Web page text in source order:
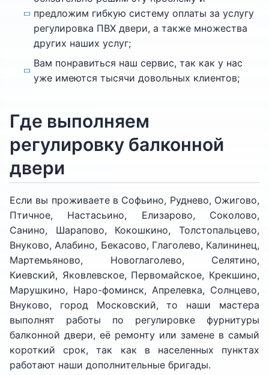
предложим гибкую систему оплаты за услугу
регулировка ПВХ двери, а также множества
других наших услуг;
Вам понравиться наш сервис, так как у нас
уже имеются тысячи довольных клиентов;
Где выполняем
регулировку балконной
двери
Если вы проживаете в Софьино, Руднево, Ожигово,
Птичное, Настасьино, Елизарово, Соколово,
Санино, Шарапово, Кокошкино, Толстопальцево,
Внуково, Алабино, Бекасово, Глаголево, Калининец,
Мартемьяново, Новоглаголево, Селятино,
Киевский, Яковлевское, Первомайское, Крекшино,
Марушкино, Наро-фоминск, Апрелевка, Солнцево,
Внуково, город Московский, то наши мастера
выполнят работы по регулировке фурнитуры
балконной двери, её ремонту или замене в самый
короткий срок, так как в населенных пунктах
работают наши дополнительные бригады.